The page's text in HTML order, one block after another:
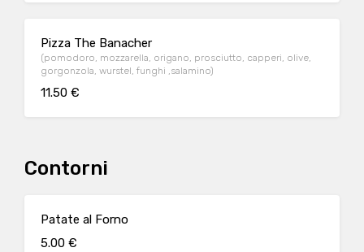
Pizza The Banacher
(pomodoro, mozzarella, origano, prosciutto, capperi, olive,
gorgonzola, wurstel, funghi ,salamino)
11.50 €
Contorni
Patate al Forno
5.00 €